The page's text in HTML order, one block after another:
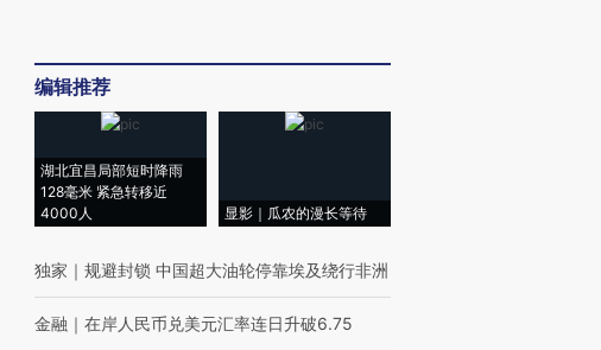
编辑推荐
湖北宜昌局部短时降雨
128毫米 紧急转移近
4000人
显影｜瓜农的漫长等待
独家 ｜ 规避封锁 中国超大油轮停靠埃及绕行非洲
金融 ｜ 在岸人民币兑美元汇率连日升破6.75